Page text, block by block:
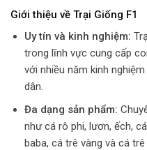
Giới thiệu về Trại Giống F1
Uy tín và kinh nghiệm:
trong lĩnh vực cung cấp
với nhiều năm kinh
dân.
Đa dạng sản phẩm:
như cá rô phi, lươn, ếch,
baba, cá trê vàng và cá trê